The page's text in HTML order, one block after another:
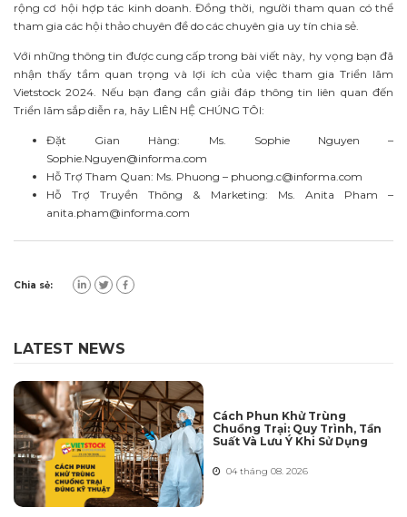
rộng cơ hội hợp tác kinh doanh. Đồng thời, người tham quan có thể
tham gia các hội thảo chuyên đề do các chuyên gia uy tín chia sẻ.
Với những thông tin được cung cấp trong bài viết này, hy vọng bạn đã
nhận thấy tầm quan trọng và lợi ích của việc tham gia Triển lãm
Vietstock 2024. Nếu bạn đang cần giải đáp thông tin liên quan đến
Triển lãm sắp diễn ra, hãy LIÊN HỆ CHÚNG TÔI:
Đặt Gian Hàng: Ms. Sophie Nguyen –
Sophie.Nguyen@informa.com
Hỗ Trợ Tham Quan: Ms. Phuong – phuong.c@informa.com
Hỗ Trợ Truyền Thông & Marketing: Ms. Anita Pham –
anita.pham@informa.com
Chia sẻ:
LATEST NEWS
Cách Phun Khử Trùng
Chuồng Trại: Quy Trình, Tần
Suất Và Lưu Ý Khi Sử Dụng
04 tháng 08. 2026